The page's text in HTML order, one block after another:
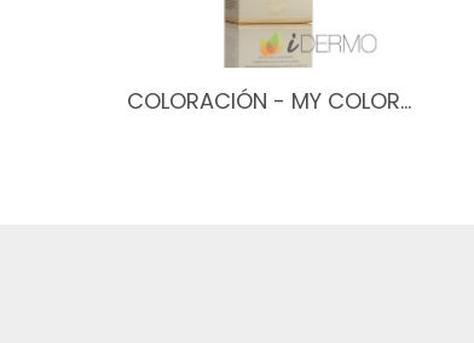
COLORACIÓN - MY COLOR…